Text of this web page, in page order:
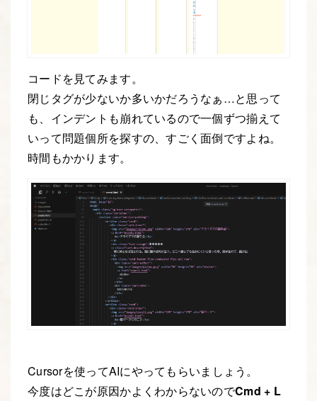
コードを見てみます。
閉じタグが少ないか多いかだろうなぁ…と思って
も、インデントも崩れているので一個ずつ揃えて
いって問題個所を探すの、すごく面倒ですよね。
時間もかかります。
Cursorを使ってAIにやってもらいましょう。
今度はどこが原因かよくわからないのでCmd + L